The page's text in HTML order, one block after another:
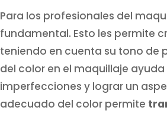
Para los profesionales del
fundamental. Esto les permite
teniendo en cuenta su tono de
del color en el maquillaje
imperfecciones y lograr un
adecuado del color permite